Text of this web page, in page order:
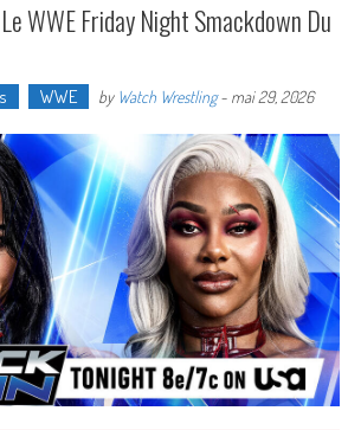
WWE Friday Night Smackdown Du
WWE by Watch Wrestling- mai 29, 2026